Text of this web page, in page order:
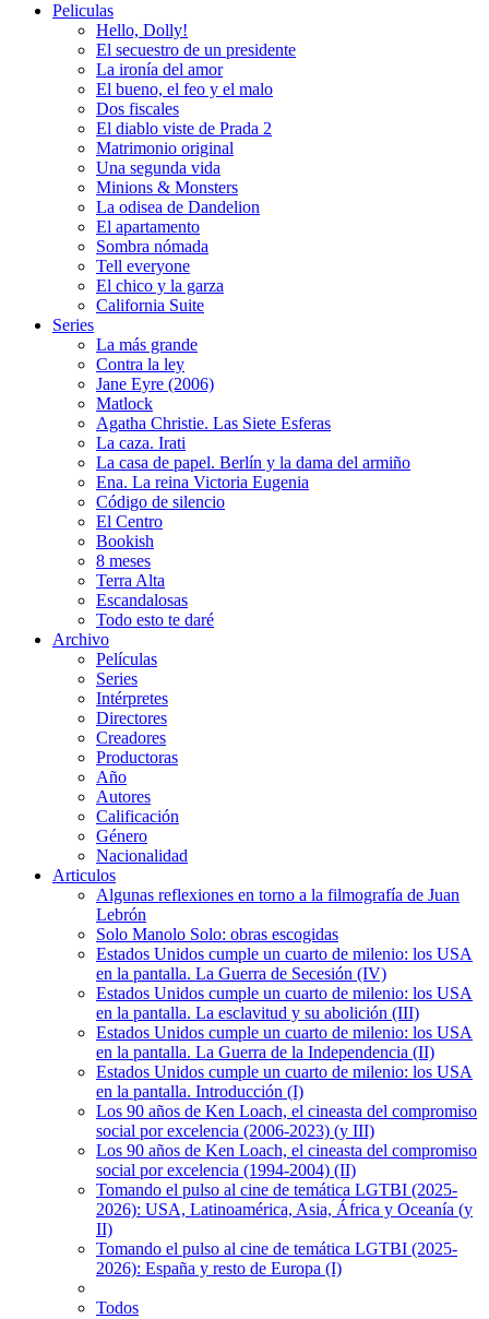
Peliculas
Hello, Dolly!
El secuestro de un presidente
La ironía del amor
El bueno, el feo y el malo
Dos fiscales
El diablo viste de Prada 2
Matrimonio original
Una segunda vida
Minions & Monsters
La odisea de Dandelion
El apartamento
Sombra nómada
Tell everyone
El chico y la garza
California Suite
Series
La más grande
Contra la ley
Jane Eyre (2006)
Matlock
Agatha Christie. Las Siete Esferas
La caza. Irati
La casa de papel. Berlín y la dama del armiño
Ena. La reina Victoria Eugenia
Código de silencio
El Centro
Bookish
8 meses
Terra Alta
Escandalosas
Todo esto te daré
Archivo
Películas
Series
Intérpretes
Directores
Creadores
Productoras
Año
Autores
Calificación
Género
Nacionalidad
Articulos
Algunas reflexiones en torno a la filmografía de Juan
Lebrón
Solo Manolo Solo: obras escogidas
Estados Unidos cumple un cuarto de milenio: los USA
en la pantalla. La Guerra de Secesión (IV)
Estados Unidos cumple un cuarto de milenio: los USA
en la pantalla. La esclavitud y su abolición (III)
Estados Unidos cumple un cuarto de milenio: los USA
en la pantalla. La Guerra de la Independencia (II)
Estados Unidos cumple un cuarto de milenio: los USA
en la pantalla. Introducción (I)
Los 90 años de Ken Loach, el cineasta del compromiso
social por excelencia (2006-2023) (y III)
Los 90 años de Ken Loach, el cineasta del compromiso
social por excelencia (1994-2004) (II)
Tomando el pulso al cine de temática LGTBI (2025-
2026): USA, Latinoamérica, Asia, África y Oceanía (y
II)
Tomando el pulso al cine de temática LGTBI (2025-
2026): España y resto de Europa (I)
Todos